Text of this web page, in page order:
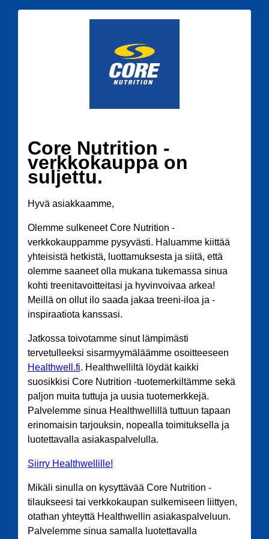
Core Nutrition -
verkkokauppa on
suljettu.
Hyvä asiakkaamme,
Olemme sulkeneet Core Nutrition -
verkkokauppamme pysyvästi. Haluamme kiittää
yhteisistä hetkistä, luottamuksesta ja siitä, että
olemme saaneet olla mukana tukemassa sinua
kohti treenitavoitteitasi ja hyvinvoivaa arkea!
Meillä on ollut ilo saada jakaa treeni-iloa ja -
inspiraatiota kanssasi.
Jatkossa toivotamme sinut lämpimästi
tervetulleeksi sisarmyymäläämme osoitteeseen
Healthwell.fi. Healthwelliltä löydät kaikki
suosikkisi Core Nutrition -tuotemerkiltämme sekä
paljon muita tuttuja ja uusia tuotemerkkejä.
Palvelemme sinua Healthwellillä tuttuun tapaan
erinomaisin tarjouksin, nopealla toimituksella ja
luotettavalla asiakaspalvelulla.
Siirry Healthwellille!
Mikäli sinulla on kysyttävää Core Nutrition -
tilaukseesi tai verkkokaupan sulkemiseen liittyen,
otathan yhteyttä Healthwellin asiakaspalveluun.
Palvelemme sinua samalla luotettavalla